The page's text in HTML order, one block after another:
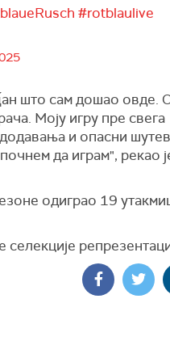
#rotblaulive
што сам дошао овде.
Моју игру пре свега
и опасни
да играм", рекао
одиграо 19